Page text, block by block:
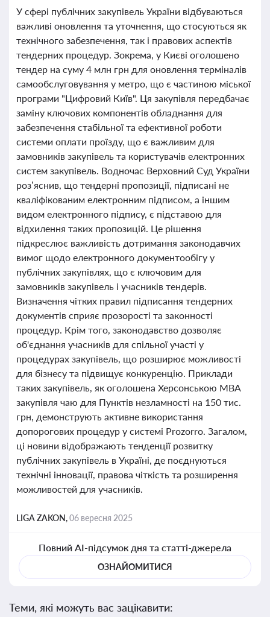
У сфері публічних закупівель України відбуваються
важливі оновлення та уточнення, що стосуються як
технічного забезпечення, так і правових аспектів
тендерних процедур. Зокрема, у Києві оголошено
тендер на суму 4 млн грн для оновлення терміналів
самообслуговування у метро, що є частиною міської
програми "Цифровий Київ". Ця закупівля передбачає
заміну ключових компонентів обладнання для
забезпечення стабільної та ефективної роботи
системи оплати проїзду, що є важливим для
замовників закупівель та користувачів електронних
систем закупівель. Водночас Верховний Суд України
роз’яснив, що тендерні пропозиції, підписані не
кваліфікованим електронним підписом, а іншим
видом електронного підпису, є підставою для
відхилення таких пропозицій. Це рішення
підкреслює важливість дотримання законодавчих
вимог щодо електронного документообігу у
публічних закупівлях, що є ключовим для
замовників закупівель і учасників тендерів.
Визначення чітких правил підписання тендерних
документів сприяє прозорості та законності
процедур. Крім того, законодавство дозволяє
об'єднання учасників для спільної участі у
процедурах закупівель, що розширює можливості
для бізнесу та підвищує конкуренцію. Приклади
таких закупівель, як оголошена Херсонською МВА
закупівля чаю для Пунктів незламності на 150 тис.
грн, демонструють активне використання
допорогових процедур у системі Prozorro. Загалом,
ці новини відображають тенденції розвитку
публічних закупівель в Україні, де поєднуються
технічні інновації, правова чіткість та розширення
можливостей для учасників.
LIGA ZAKON,06 вересня 2025
Повний AI-підсумок дня та статті-джерела
ОЗНАЙОМИТИСЯ
Теми, які можуть вас зацікавити: